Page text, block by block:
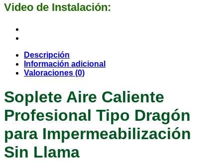
Video de Instalación:
Descripción
Información adicional
Valoraciones (0)
Soplete Aire Caliente
Profesional Tipo Dragón
para Impermeabilización
Sin Llama